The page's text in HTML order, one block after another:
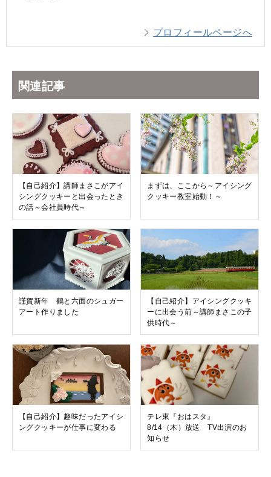
プロフィールページへ
関連記事
【自己紹介】講師まさこがアイ
シングクッキーと出会ったとき
の話～会社員時代～
まずは、ここから～アイシング
クッキー教室始動！～
謹賀新年 鶴と六面のシュガー
アート作りました
【自己紹介】アイシングクッキ
ーに出会う前～講師まさこの子
供時代～
【自己紹介】趣味だったアイシ
ングクッキーが仕事に変わる
テレ東『おはスタ』
8/14（木）放送 TV出演のお
知らせ